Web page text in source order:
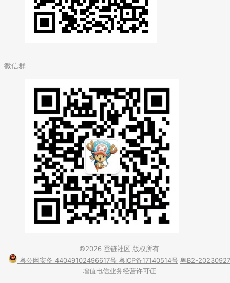
微信群
©2026 登链社区 版权所有
粤公网安备 44049102496617号 粤ICP备17140514号 粤B2-20230927
增值电信业务经营许可证